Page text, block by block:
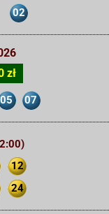
02
zł
05 07
12
24